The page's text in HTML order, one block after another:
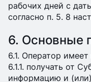
рабочих дней с
согласно п. 5. 8
6. Основные
6.1. Оператор имеет
6.1.1. получать от
информацию и